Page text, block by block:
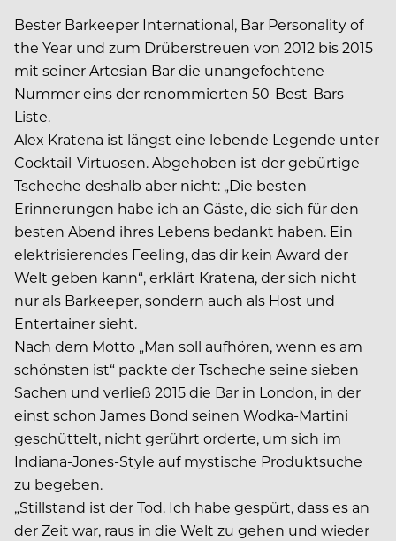
Bester Barkeeper International, Bar Personality of
the Year und zum Drüberstreuen von 2012 bis 2015
mit seiner Artesian Bar die unangefochtene
Nummer eins der renommierten 50-Best-Bars-
Liste.
Alex Kratena ist längst eine lebende Legende unter
Cocktail-Virtuosen. Abgehoben ist der gebürtige
Tscheche deshalb aber nicht: „Die besten
Erinnerungen habe ich an Gäste, die sich für den
besten Abend ihres Lebens bedankt haben. Ein
elektrisierendes Feeling, das dir kein Award der
Welt geben kann“, erklärt Kratena, der sich nicht
nur als Barkeeper, sondern auch als Host und
Entertainer sieht.
Nach dem Motto „Man soll aufhören, wenn es am
schönsten ist“ packte der Tscheche seine sieben
Sachen und verließ 2015 die Bar in London, in der
einst schon James Bond seinen Wodka-Martini
geschüttelt, nicht gerührt orderte, um sich im
Indiana-Jones-Style auf mystische Produktsuche
zu begeben.
„Stillstand ist der Tod. Ich habe gespürt, dass es an
der Zeit war, raus in die Welt zu gehen und wieder